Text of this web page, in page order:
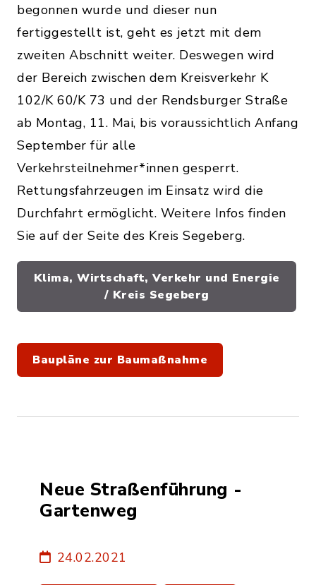
begonnen wurde und dieser nun
fertiggestellt ist, geht es jetzt mit dem
zweiten Abschnitt weiter. Deswegen wird
der Bereich zwischen dem Kreisverkehr K
102/K 60/K 73 und der Rendsburger Straße
ab Montag, 11. Mai, bis voraussichtlich Anfang
September für alle
Verkehrsteilnehmer*innen gesperrt.
Rettungsfahrzeugen im Einsatz wird die
Durchfahrt ermöglicht. Weitere Infos finden
Sie auf der Seite des Kreis Segeberg.
Klima, Wirtschaft, Verkehr und Energie
/ Kreis Segeberg
Baupläne zur Baumaßnahme
Neue Straßenführung -
Gartenweg
24.02.2021